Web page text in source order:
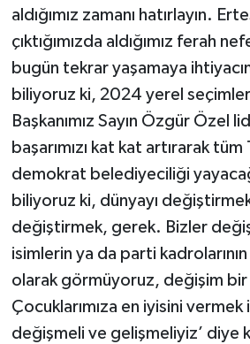
aldığımız zamanı hatırlayın.
çıktığımızda aldığımız ferah
bugün tekrar yaşamaya
biliyoruz ki, 2024 yerel
Başkanımız Sayın Özgür Özel
başarımızı kat kat artırarak tüm
demokrat belediyeciliği
biliyoruz ki, dünyayı
değiştirmek, gerek. Bizler
isimlerin ya da parti
olarak görmüyoruz, değişim
Çocuklarımıza en iyisini
değişmeli ve gelişmeliyiz’ diye